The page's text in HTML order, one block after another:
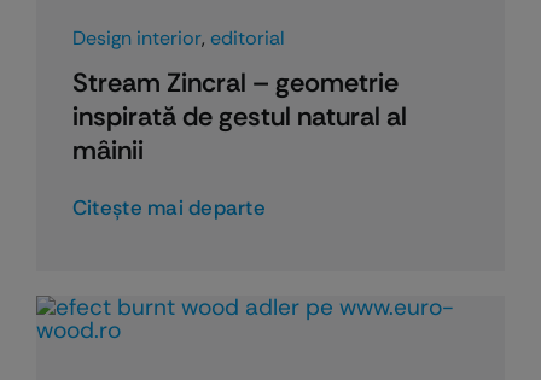
Design interior, editorial
Stream Zincral – geometrie
inspirată de gestul natural al
mâinii
Citeşte mai departe